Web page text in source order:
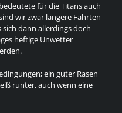
für die Titans auch
wir zwar längere Fahrten
dann allerdings doch
heftige Unwetter
ein guter Rasen
runter, auch wenn eine